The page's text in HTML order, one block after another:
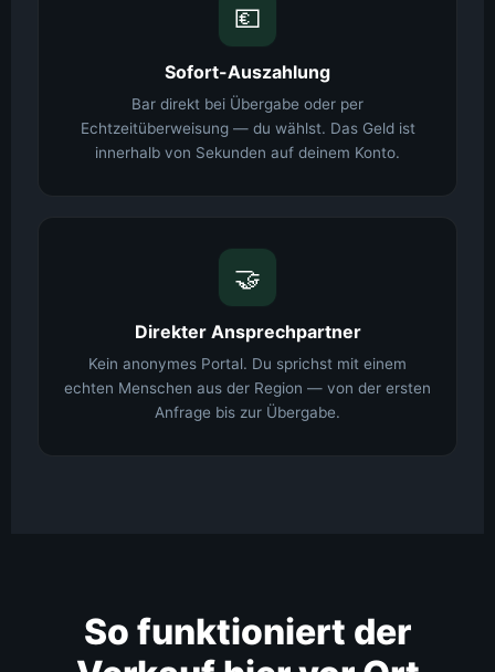
💶
Sofort-Auszahlung
Bar direkt bei Übergabe oder per
Echtzeitüberweisung — du wählst. Das Geld ist
innerhalb von Sekunden auf deinem Konto.
🤝
Direkter Ansprechpartner
Kein anonymes Portal. Du sprichst mit einem
echten Menschen aus der Region — von der ersten
Anfrage bis zur Übergabe.
So funktioniert der